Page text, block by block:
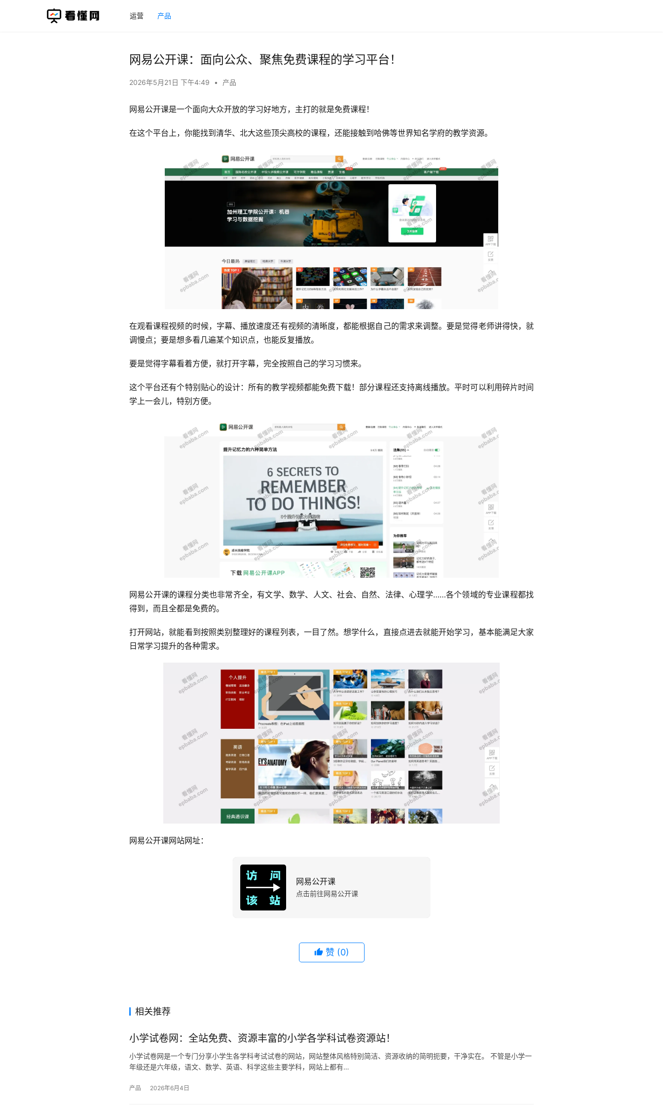
运营 产品
网易公开课：面向公众、聚焦免费课程的学习平台！
2026年5月21日 下午4:49 • 产品
网易公开课是一个面向大众开放的学习好地方，主打的就是免费课程！
在这个平台上，你能找到清华、北大这些顶尖高校的课程，还能接触到哈佛等世界知名学府的教学资源。
在观看课程视频的时候，字幕、播放速度还有视频的清晰度，都能根据自己的需求来调整。要是觉得老师讲得快，就
调慢点；要是想多看几遍某个知识点，也能反复播放。
要是觉得字幕看着方便，就打开字幕，完全按照自己的学习习惯来。
这个平台还有个特别贴心的设计：所有的教学视频都能免费下载！部分课程还支持离线播放。平时可以利用碎片时间
学上一会儿，特别方便。
网易公开课的课程分类也非常齐全，有文学、数学、人文、社会、自然、法律、心理学……各个领域的专业课程都找
得到，而且全都是免费的。
打开网站，就能看到按照类别整理好的课程列表，一目了然。想学什么，直接点进去就能开始学习，基本能满足大家
日常学习提升的各种需求。
网易公开课网站网址：
网易公开课
点击前往网易公开课
赞 (0)
相关推荐
小学试卷网：全站免费、资源丰富的小学各学科试卷资源站！
小学试卷网是一个专门分享小学生各学科考试试卷的网站，网站整体风格特别简洁、资源收纳的简明扼要，干净实在。 不管是小学一
年级还是六年级，语文、数学、英语、科学这些主要学科，网站上都有…
产品 2026年6月4日